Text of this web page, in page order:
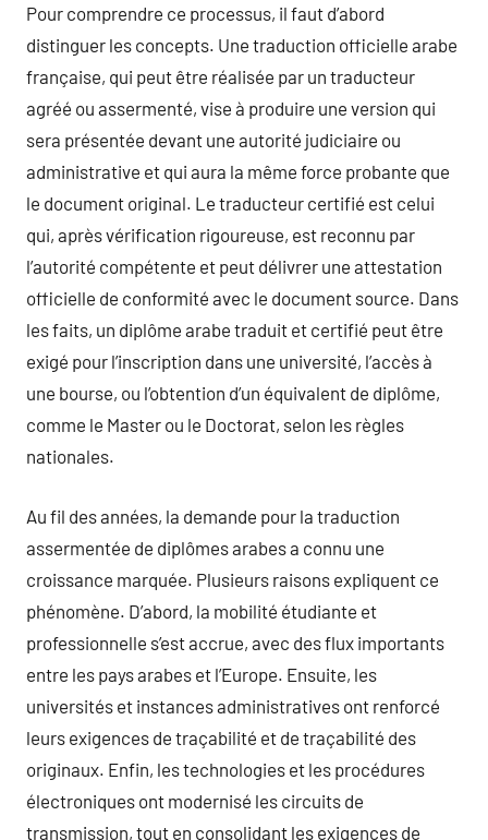
Pour comprendre ce processus, il faut d’abord
distinguer les concepts. Une traduction officielle arabe
française, qui peut être réalisée par un traducteur
agréé ou assermenté, vise à produire une version qui
sera présentée devant une autorité judiciaire ou
administrative et qui aura la même force probante que
le document original. Le traducteur certifié est celui
qui, après vérification rigoureuse, est reconnu par
l’autorité compétente et peut délivrer une attestation
officielle de conformité avec le document source. Dans
les faits, un diplôme arabe traduit et certifié peut être
exigé pour l’inscription dans une université, l’accès à
une bourse, ou l’obtention d’un équivalent de diplôme,
comme le Master ou le Doctorat, selon les règles
nationales.
Au fil des années, la demande pour la traduction
assermentée de diplômes arabes a connu une
croissance marquée. Plusieurs raisons expliquent ce
phénomène. D’abord, la mobilité étudiante et
professionnelle s’est accrue, avec des flux importants
entre les pays arabes et l’Europe. Ensuite, les
universités et instances administratives ont renforcé
leurs exigences de traçabilité et de traçabilité des
originaux. Enfin, les technologies et les procédures
électroniques ont modernisé les circuits de
transmission, tout en consolidant les exigences de